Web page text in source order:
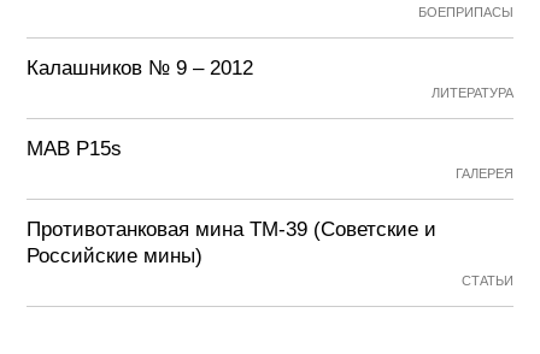
БОЕПРИПАСЫ
Калашников № 9 – 2012
ЛИТЕРАТУРА
MAB P15s
ГАЛЕРЕЯ
Противотанковая мина ТМ-39 (Советские и
Российские мины)
СТАТЬИ